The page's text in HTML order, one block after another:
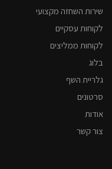
שירות השחזה מקצועי
לקוחות עסקיים
לקוחות ממליצים
בלוג
גלריית השף
סרטונים
אודות
צור קשר